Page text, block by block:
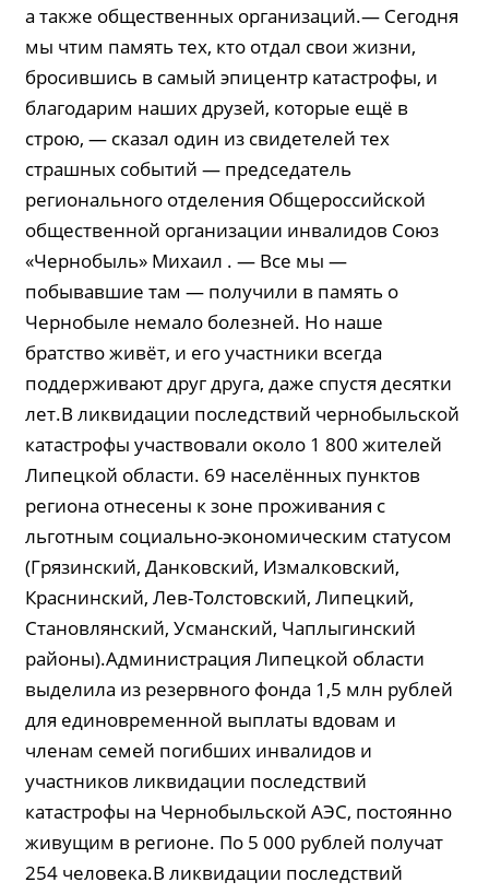
а также общественных организаций.— Сегодня
мы чтим память тех, кто отдал свои жизни,
бросившись в самый эпицентр катастрофы, и
благодарим наших друзей, которые ещё в
строю, — сказал один из свидетелей тех
страшных событий — председатель
регионального отделения Общероссийской
общественной организации инвалидов Союз
«Чернобыль» Михаил . — Все мы —
побывавшие там — получили в память о
Чернобыле немало болезней. Но наше
братство живёт, и его участники всегда
поддерживают друг друга, даже спустя десятки
лет.В ликвидации последствий чернобыльской
катастрофы участвовали около 1 800 жителей
Липецкой области. 69 населённых пунктов
региона отнесены к зоне проживания с
льготным со­циаль­но-экономиче­ским статусом
(Грязинский, Данковский, Измалковский,
Краснинский, Лев-Толстов­ский, Липецкий,
Становлянский, Усманский, Чаплыгинский
районы).Администрация Липецкой области
выделила из резервного фонда 1,5 млн рублей
для единовременной выплаты вдовам и
членам семей погибших инвалидов и
участников ликвидации последствий
катастрофы на Чернобыльской АЭС, постоянно
живущим в регионе. По 5 000 рублей получат
254 человека.В ликвидации последствий